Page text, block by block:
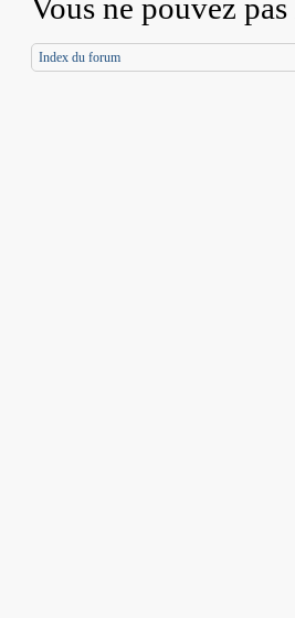
Vous ne pouvez pas
Index du forum